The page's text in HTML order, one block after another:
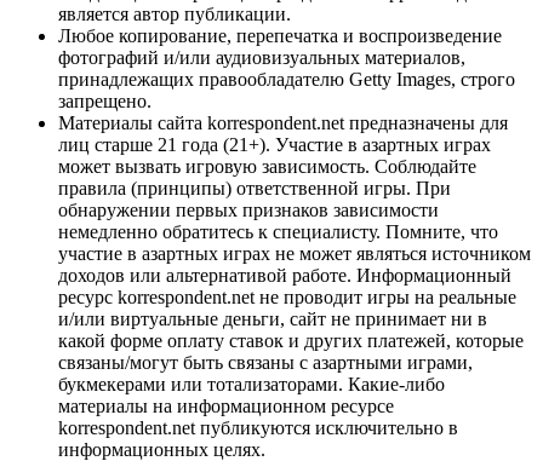
является автор публикации.
Любое копирование, перепечатка и воспроизведение
фотографий и/или аудиовизуальных материалов,
принадлежащих правообладателю Getty Images, строго
запрещено.
Материалы сайта korrespondent.net предназначены для
лиц старше 21 года (21+). Участие в азартных играх
может вызвать игровую зависимость. Соблюдайте
правила (принципы) ответственной игры. При
обнаружении первых признаков зависимости
немедленно обратитесь к специалисту. Помните, что
участие в азартных играх не может являться источником
доходов или альтернативой работе. Информационный
ресурс korrespondent.net не проводит игры на реальные
и/или виртуальные деньги, сайт не принимает ни в
какой форме оплату ставок и других платежей, которые
связаны/могут быть связаны с азартными играми,
букмекерами или тотализаторами. Какие-либо
материалы на информационном ресурсе
korrespondent.net публикуются исключительно в
информационных целях.